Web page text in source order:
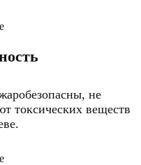
не
токсических веществ